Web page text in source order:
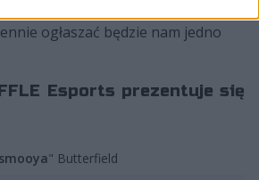
ogłaszać będzie nam jedno
Esports prezentuje się
smooya" Butterfield